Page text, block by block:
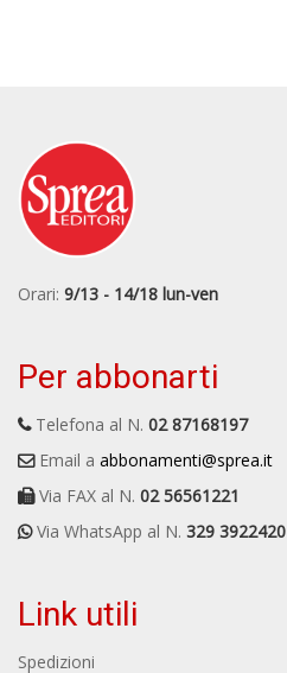
Orari: 9/13 - 14/18 lun-ven
Per abbonarti
Telefona al N. 02 87168197
Email a abbonamenti@sprea.it
Via FAX al N. 02 56561221
Via WhatsApp al N. 329 3922420
Link utili
Spedizioni